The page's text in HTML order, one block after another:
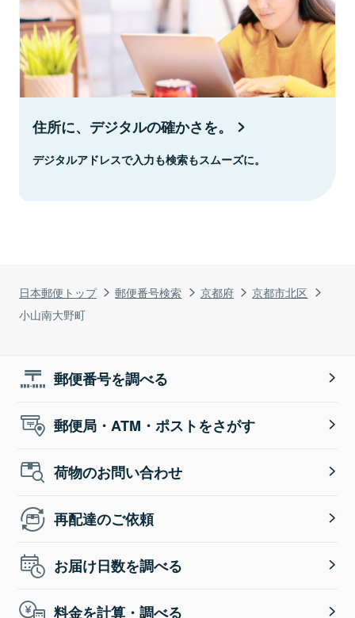
日本郵便トップ 郵便番号検索 京都府
京都市北区
小山南大野町
住所に、デジタルの確かさを。
デジタルアドレスで入力も検索もスムーズに。
郵便番号を調べる
郵便局・ATM・ポストをさがす
荷物のお問い合わせ
再配達のご依頼
お届け日数を調べる
料金を計算・調べる